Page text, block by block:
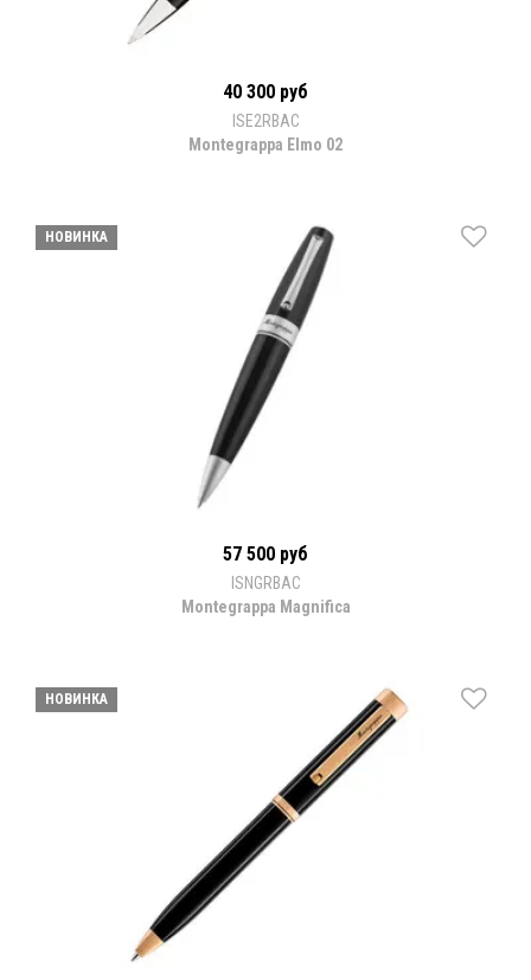
40 300 руб
ISE2RBAC
Montegrappa Elmo 02
НОВИНКА
57 500 руб
ISNGRBAC
Montegrappa Magnifica
НОВИНКА